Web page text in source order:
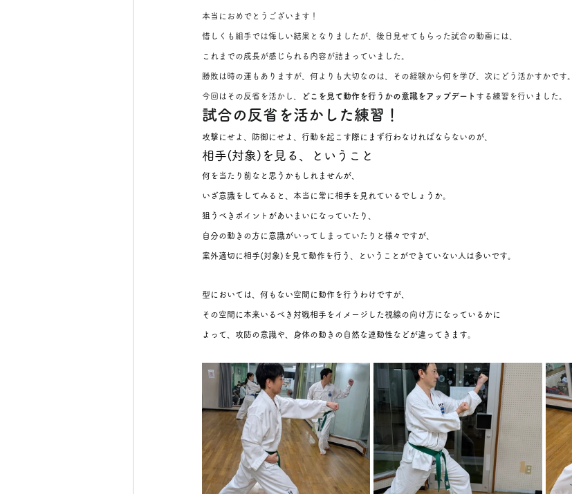
本当におめでとうございます！
惜しくも組手では悔しい結果となりましたが、後日見せてもらった試合の動画には、
これまでの成長が感じられる内容が詰まっていました。
勝敗は時の運もありますが、何よりも大切なのは、その経験から何を学び、次にどう活かすかです。
今回はその反省を活かし、 どこを見て動作を行うかの意識をアップデート する練習を行いました。
試合の反省を活かした練習！
攻撃にせよ、防御にせよ、行動を起こす際にまず行わなければならないのが、
相手(対象)を見る、ということ
何を当たり前なと思うかもしれませんが、
いざ意識をしてみると、本当に常に相手を見れているでしょうか。
狙うべきポイントがあいまいになっていたり、
自分の動きの方に意識がいってしまっていたりと様々ですが、
案外適切に相手(対象)を見て動作を行う、ということができていない人は多いです。
型においては、何もない空間に動作を行うわけですが、
その空間に本来いるべき対戦相手をイメージした視線の向け方になっているかに
よって、攻防の意識や、身体の動きの自然な連動性などが違ってきます。